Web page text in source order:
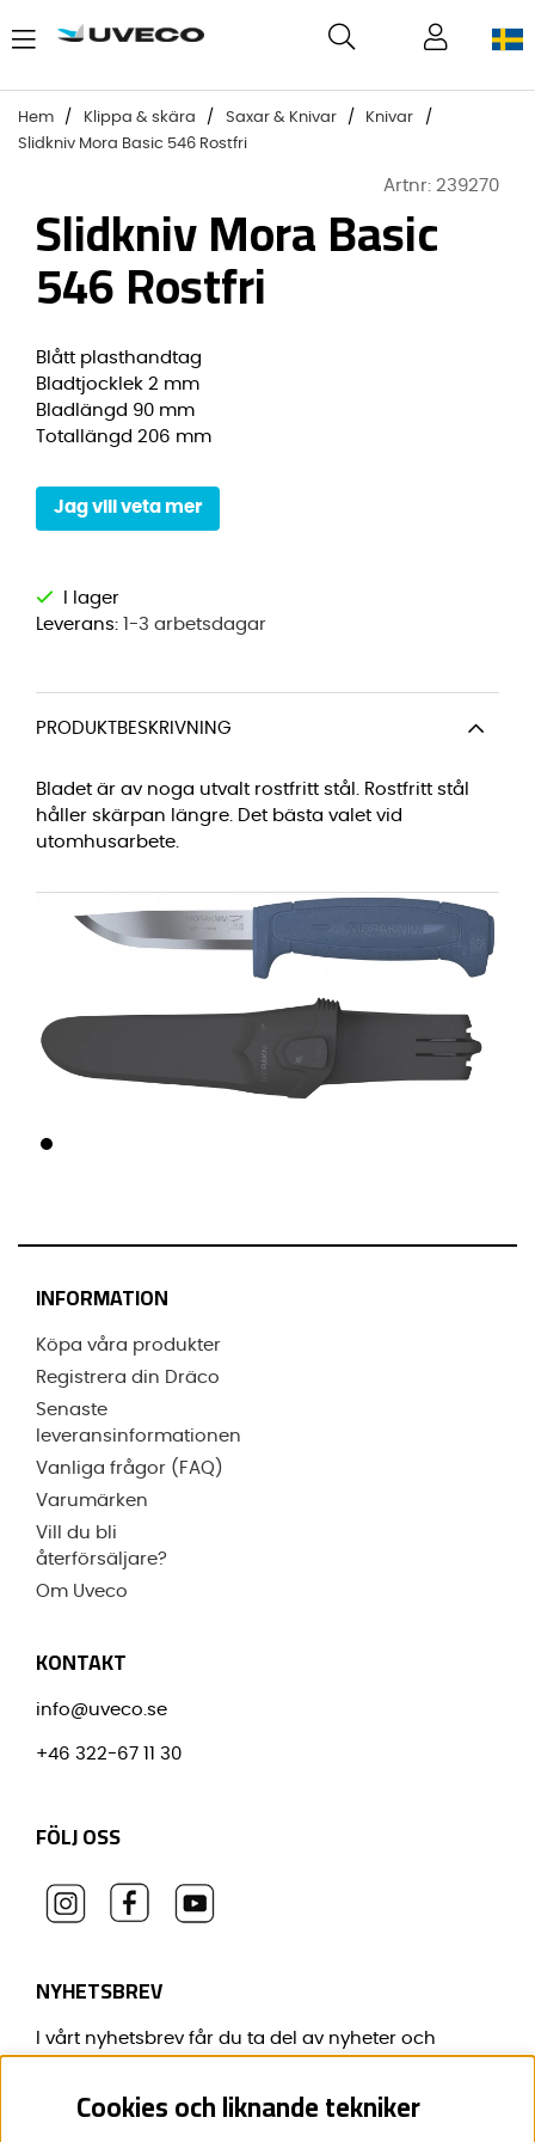
Hem Klippa & skära Saxar & Knivar
Knivar
Slidkniv Mora Basic 546 Rostfri
Artnr: 239270
Slidkniv Mora Basic
546 Rostfri
Blått plasthandtag
Bladtjocklek 2 mm
Bladlängd 90 mm
Totallängd 206 mm
Jag vill veta mer
Leverans: 1-3 arbetsdagar
PRODUKTBESKRIVNING
Bladet är av noga utvalt rostfritt stål. Rostfritt stål
håller skärpan längre. Det bästa valet vid
utomhusarbete.
INFORMATION
Köpa våra produkter
Registrera din Dräco
Senaste
leveransinformationen
Vanliga frågor (FAQ)
Varumärken
Vill du bli
återförsäljare?
Om Uveco
KONTAKT
info@uveco.se
+46 322-67 11 30
FÖLJ OSS
NYHETSBREV
I vårt nyhetsbrev får du ta del av nyheter och
Cookies och liknande tekniker